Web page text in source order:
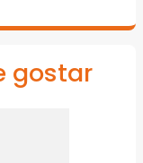
gostar